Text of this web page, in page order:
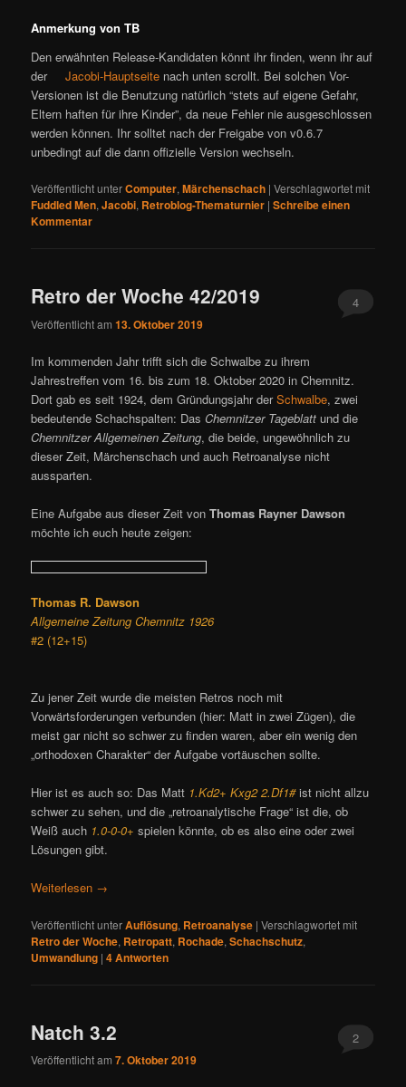
Anmerkung von TB
Den erwähnten Release-Kandidaten könnt ihr finden, wenn ihr auf
der
Jacobi-Hauptseite nach unten scrollt. Bei solchen Vor-
Versionen ist die Benutzung natürlich “stets auf eigene Gefahr,
Eltern haften für ihre Kinder”, da neue Fehler nie ausgeschlossen
werden können. Ihr solltet nach der Freigabe von v0.6.7
unbedingt auf die dann offizielle Version wechseln.
Veröffentlicht unterComputer,Märchenschach |Verschlagwortet mit
Fuddled Men,Jacobi, Retroblog-Thematurnier |Schreibe einen
Kommentar
Retro der Woche 42/2019
Veröffentlicht am13. Oktober 2019
4
Im kommenden Jahr trifft sich die Schwalbe zu ihrem
Jahrestreffen vom 16. bis zum 18. Oktober 2020 in Chemnitz.
Dort gab es seit 1924, dem Gründungsjahr derSchwalbe, zwei
bedeutende Schachspalten: DasChemnitzer Tageblatt und die
Chemnitzer Allgemeinen Zeitung, die beide, ungewöhnlich zu
dieser Zeit, Märchenschach und auch Retroanalyse nicht
aussparten.
Eine Aufgabe aus dieser Zeit vonThomas Rayner Dawson
möchte ich euch heute zeigen:
Thomas R. Dawson
Allgemeine Zeitung Chemnitz 1926
#2 (12+15)
Zu jener Zeit wurde die meisten Retros noch mit
Vorwärtsforderungen verbunden (hier: Matt in zwei Zügen), die
meist gar nicht so schwer zu finden waren, aber ein wenig den
„orthodoxen Charakter“ der Aufgabe vortäuschen sollte.
Hier ist es auch so: Das Matt 1.Kd2+ Kxg2 2.Df1#ist nicht allzu
schwer zu sehen, und die „retroanalytische Frage“ ist die, ob
Weiß auch 1.0-0-0+ spielen könnte, ob es also eine oder zwei
Lösungen gibt.
Weiterlesen →
Veröffentlicht unterAuflösung, Retroanalyse |Verschlagwortet mit
Retro der Woche, Retropatt, Rochade,Schachschutz,
Umwandlung |4Antworten
Natch 3.2
Veröffentlicht am7. Oktober 2019
2